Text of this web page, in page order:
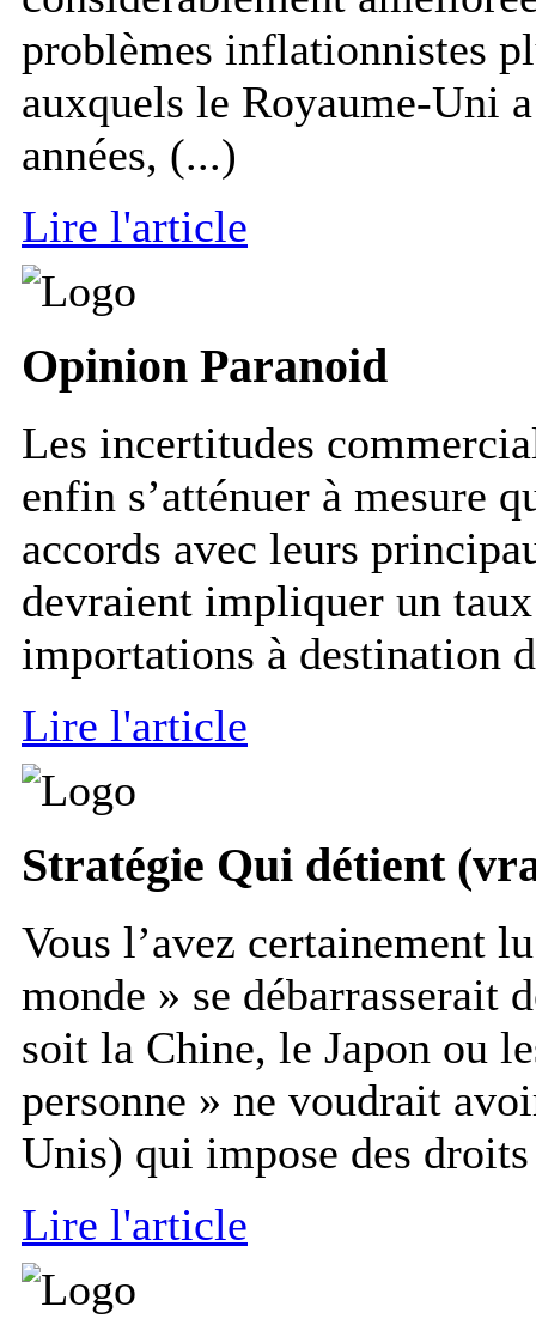
problèmes inflationnistes
auxquels le Royaume-Uni
années, (...)
Lire l'article
Opinion Paranoid
Les incertitudes
enfin s’atténuer à mesure
accords avec leurs
devraient impliquer un
importations à destination
Lire l'article
Stratégie Qui détient
Vous l’avez certainement
monde » se débarrasserait
soit la Chine, le Japon ou
personne » ne voudrait
Unis) qui impose des
Lire l'article